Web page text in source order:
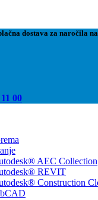
dostava za naročila
00
AEC Collection
REVIT
Construction